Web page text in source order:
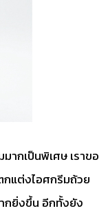
ากเป็นพิเศษ เราขอ
กแต่งไอศกรีมถ้วย
กยิ่งขึ้น อีกทั้งยัง